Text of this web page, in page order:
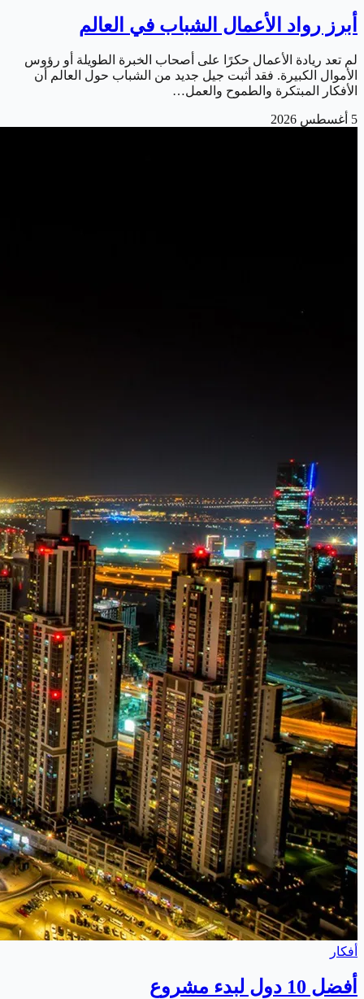
أبرز رواد الأعمال الشباب في العالم
لم تعد ريادة الأعمال حكرًا على أصحاب الخبرة الطويلة أو رؤوس
الأموال الكبيرة. فقد أثبت جيل جديد من الشباب حول العالم أن
الأفكار المبتكرة والطموح والعمل…
5 أغسطس 2026
أفكار
أفضل 10 دول لبدء مشروع